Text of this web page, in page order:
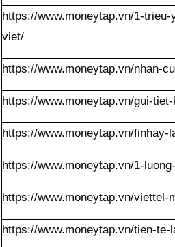
https://www.moneytap.vn/1-
viet/
https://www.moneytap.vn/nhan-
https://www.moneytap.vn/gui-
https://www.moneytap.vn/finhay-
https://www.moneytap.vn/1-
https://www.moneytap.vn/viettel-
https://www.moneytap.vn/tien-te-